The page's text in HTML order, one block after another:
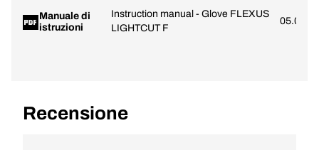
Manuale di
istruzioni
Instruction manual - Glove FLEXUS
LIGHTCUT F
Recensione